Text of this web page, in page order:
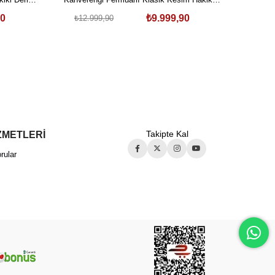
Deri Ceket
₺9.999,90
₺12.999,90
Takipte Kal